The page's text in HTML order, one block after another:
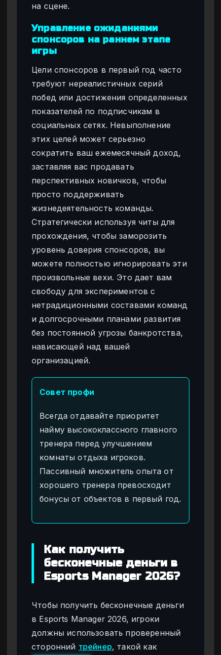
на сцене.
Управление ожиданиями
спонсоров на раннем этапе
игры
Цели спонсоров в первый год часто
требуют нереалистичных серий
побед или достижения определенных
показателей по подписчикам в
социальных сетях. Невыполнение
этих целей может серьезно
сократить ваш ежемесячный доход,
заставляя вас продавать
перспективных новичков, чтобы
просто поддерживать
жизнедеятельность команды.
Стратегически используя читы для
прохождения, чтобы заморозить
уровень доверия спонсоров, вы
можете полностью игнорировать эти
произвольные вехи. Это дает вам
свободу для экспериментов с
нетрадиционными составами команд
и долгосрочными планами развития
без постоянной угрозы банкротства,
нависающей над вашей
организацией.
Совет профи
Всегда отдавайте приоритет
найму высококлассного главного
тренера перед улучшением
комнаты отдыха игроков.
Пассивный множитель опыта от
хорошего тренера превосходит
бонусы от объектов в первый год.
Как получить
бесконечные деньги в
Esports Manager 2026?
Чтобы получить бесконечные деньги
в Esports Manager 2026, игроки
должны использовать проверенный
сторонний трейнер, такой как